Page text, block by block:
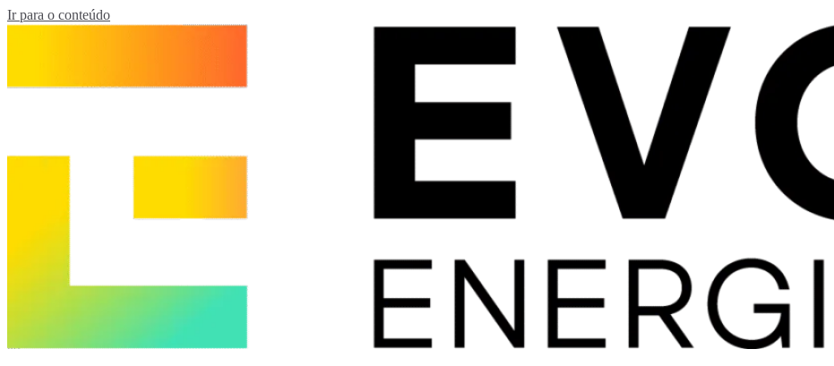
Ir para o conteúdo